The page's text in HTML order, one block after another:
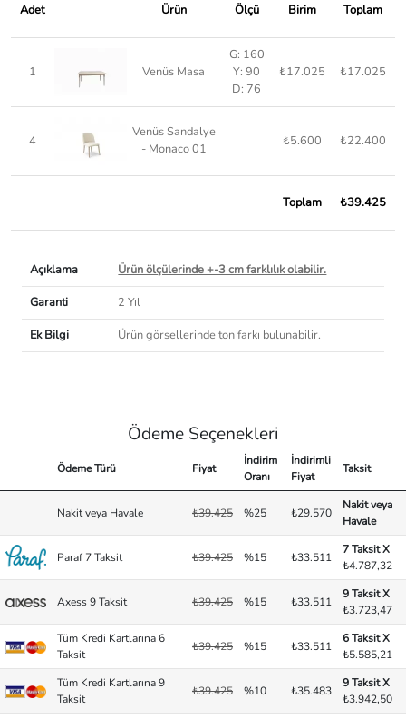
Adet Ürün Ölçü Birim Toplam
1 Venüs Masa
G: 160
Y: 90
D: 76
₺17.025 ₺17.025
4
Venüs Sandalye
- Monaco 01
₺5.600 ₺22.400
Toplam ₺39.425
Açıklama
Ürün ölçülerinde +-3 cm farklılık olabilir.
Garanti
2 Yıl
Ek Bilgi
Ürün görsellerinde ton farkı bulunabilir.
Ödeme Seçenekleri
Ödeme Türü Fiyat
İndirim
Oranı
İndirimli
Fiyat
Taksit
Nakit veya Havale ₺39.425 %25 ₺29.570
Nakit veya
Havale
Paraf 7 Taksit ₺39.425 %15 ₺33.511
7 Taksit X
₺4.787,32
Axess 9 Taksit ₺39.425 %15 ₺33.511
9 Taksit X
₺3.723,47
Tüm Kredi Kartlarına 6
Taksit
₺39.425 %15 ₺33.511
6 Taksit X
₺5.585,21
Tüm Kredi Kartlarına 9
Taksit
₺39.425 %10 ₺35.483
9 Taksit X
₺3.942,50